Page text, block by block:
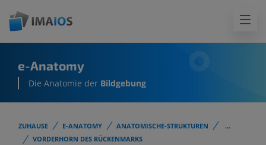
e-Anatomy
Die Anatomie der Bildgebung
ZUHAUSE E-ANATOMY ANATOMISCHE-STRUKTUREN
...
VORDERHORN DES RÜCKENMARKS